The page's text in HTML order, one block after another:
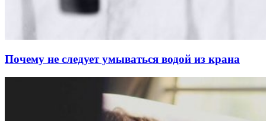
Почему не следует умываться водой из крана